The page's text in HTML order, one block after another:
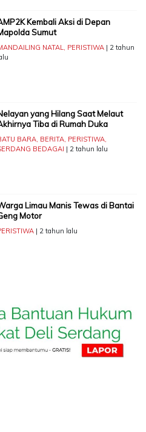
Kembali Aksi di Depan
Sumut
NATAL, PERISTIWA| 2 tahun
yang Hilang Saat Melaut
Tiba di Rumah Duka
BARA, BERITA, PERISTIWA,
BEDAGAI | 2 tahun lalu
Limau Manis Tewas di Bantai
Motor
| 2 tahun lalu